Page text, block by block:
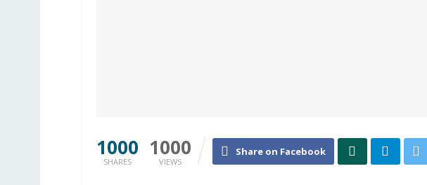
1000
SHARES
1000
VIEWS
Share on Facebook